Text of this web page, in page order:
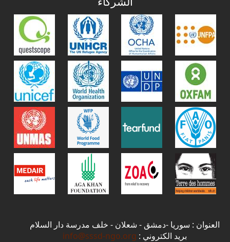
العنوان : سوريا -دمشق - شعلان - خلف مدرسة دار السلام
بريد الكتروني : info@sssd-ngo.org